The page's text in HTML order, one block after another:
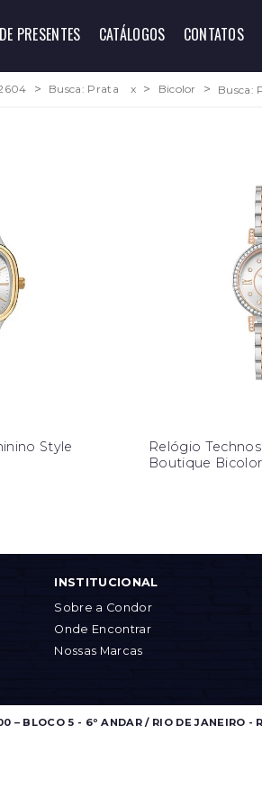
PRESENTES CATÁLOGOS CONTATOS
Busca: Prata x Bicolor Busca:
Style
Relógio
Boutique
INSTITUCIONAL
Sobre a Condor
Onde Encontrar
Nossas Marcas
– BLOCO 5 - 6º ANDAR / RIO DE JANEIRO